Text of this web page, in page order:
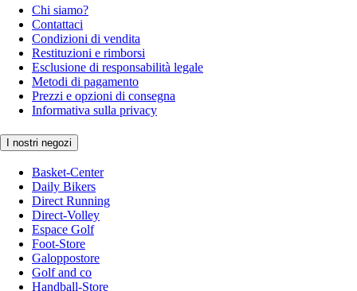
Chi siamo?
Contattaci
Condizioni di vendita
Restituzioni e rimborsi
Esclusione di responsabilità legale
Metodi di pagamento
Prezzi e opzioni di consegna
Informativa sulla privacy
I nostri negozi
Basket-Center
Daily Bikers
Direct Running
Direct-Volley
Espace Golf
Foot-Store
Galoppostore
Golf and co
Handball-Store